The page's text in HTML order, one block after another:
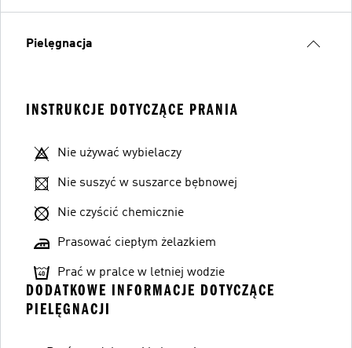
Pielęgnacja
INSTRUKCJE DOTYCZĄCE PRANIA
Nie używać wybielaczy
Nie suszyć w suszarce bębnowej
Nie czyścić chemicznie
Prasować ciepłym żelazkiem
Prać w pralce w letniej wodzie
DODATKOWE INFORMACJE DOTYCZĄCE
PIELĘGNACJI